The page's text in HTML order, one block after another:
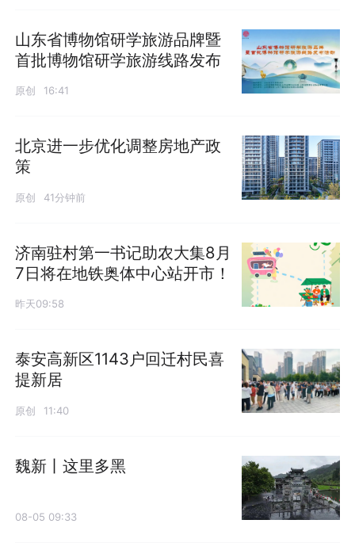
山东省博物馆研学旅游品牌暨
首批博物馆研学旅游线路发布
原创 16:41
北京进一步优化调整房地产政
策
原创 41分钟前
济南驻村第一书记助农大集8月
7日将在地铁奥体中心站开市！
昨天09:58
泰安高新区1143户回迁村民喜
提新居
原创 11:40
魏新丨这里多黑
08-05 09:33